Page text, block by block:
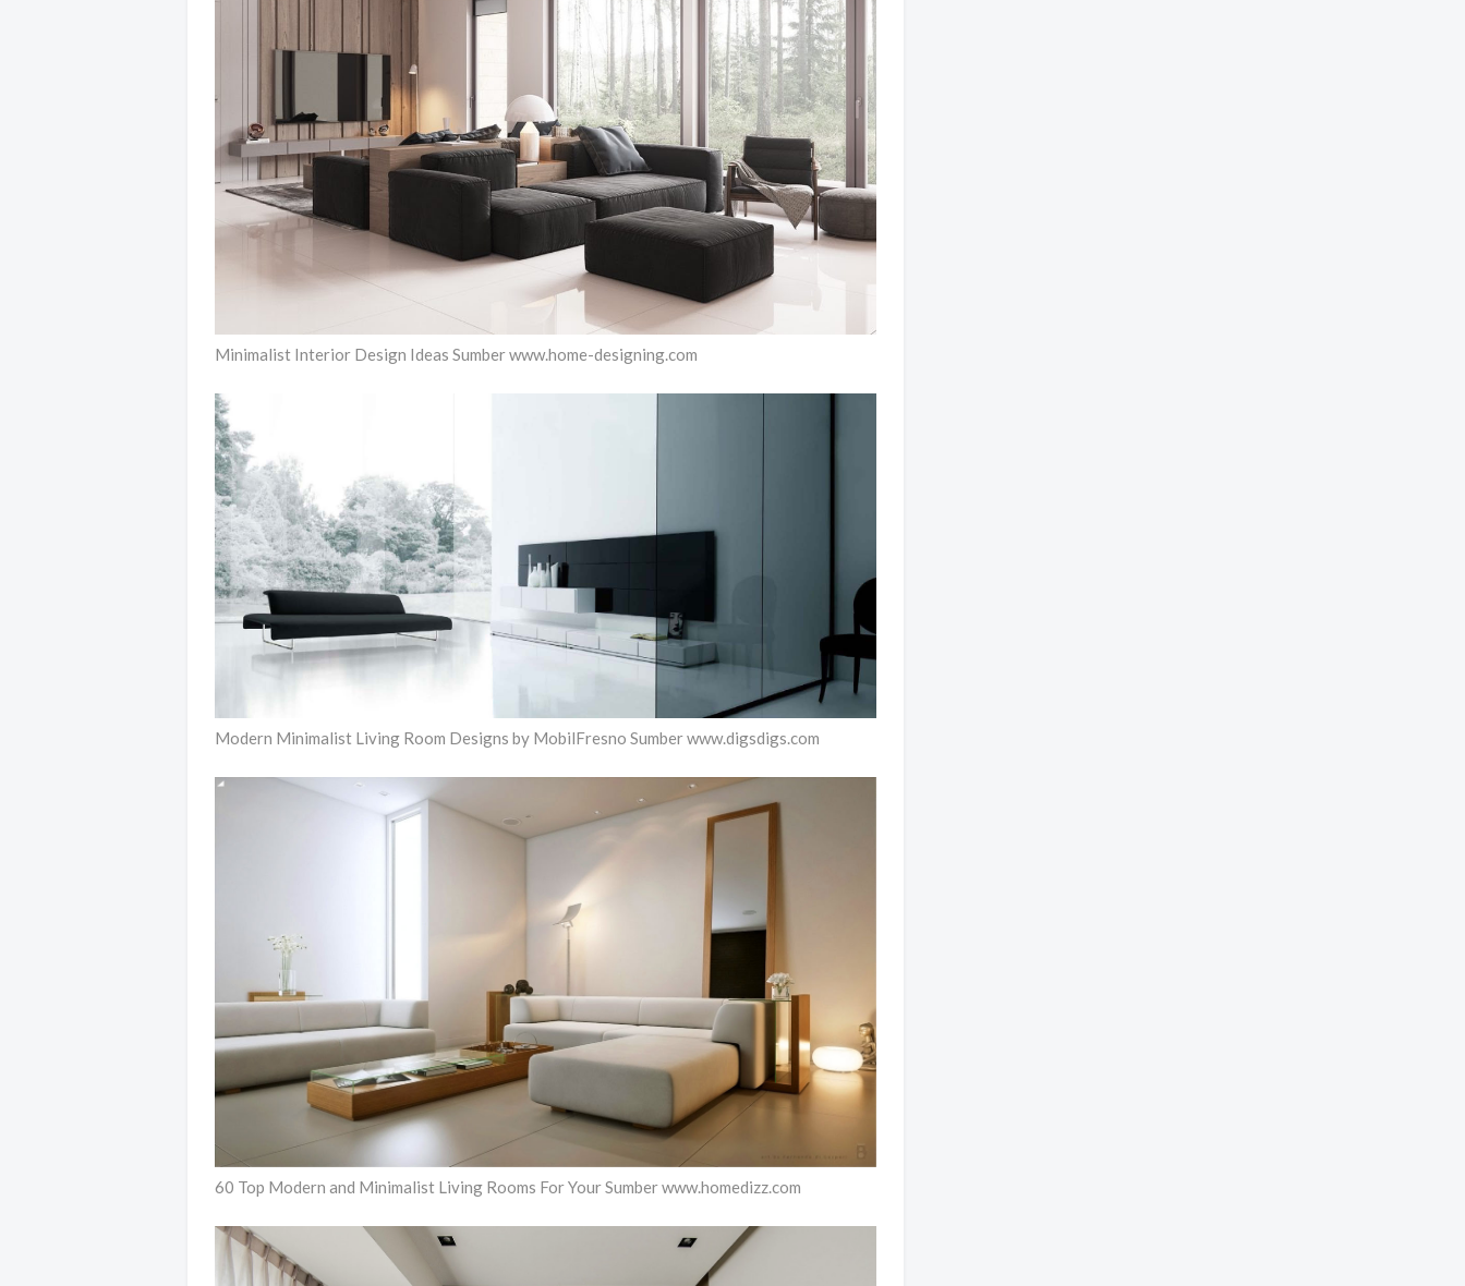
Minimalist Interior Design Ideas Sumber www.home-designing.com
Modern Minimalist Living Room Designs by MobilFresno Sumber www.digsdigs.com
60 Top Modern and Minimalist Living Rooms For Your Sumber www.homedizz.com